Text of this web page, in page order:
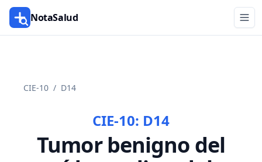
NotaSalud
CIE-10 / D14
CIE-10: D14
Tumor benigno del